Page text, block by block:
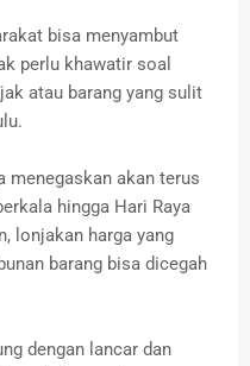
bisa menyambut
perlu khawatir soal
atau barang yang sulit
menegaskan akan terus
hingga Hari Raya
lonjakan harga yang
barang bisa dicegah
dengan lancar dan